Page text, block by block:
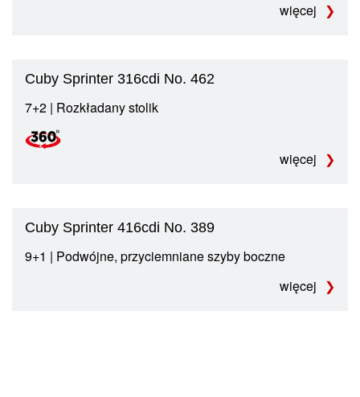
więcej
Cuby Sprinter 316cdi No. 462
7+2 | Rozkładany stolik
więcej
Cuby Sprinter 416cdi No. 389
9+1 | Podwójne, przyciemniane szyby boczne
więcej